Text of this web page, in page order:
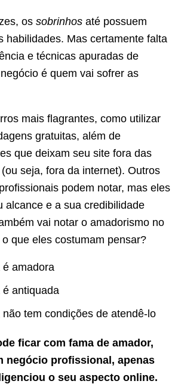
os sobrinhos até possuem
habilidades. Mas certamente falta
e técnicas apuradas de
é quem vai sofrer as
mais flagrantes, como utilizar
gratuitas, além de
que deixam seu site fora das
seja, fora da internet). Outros
podem notar, mas eles
alcance e a sua credibilidade
vai notar o amadorismo no
que eles costumam pensar?
é amadora
é antiquada
tem condições de atendê-lo
ficar com fama de amador,
negócio profissional, apenas
o seu aspecto online.